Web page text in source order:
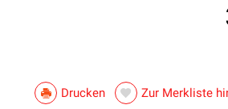
Drucken Zur Merkliste